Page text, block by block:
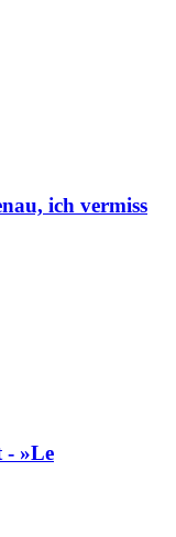
ich vermiss
- »Le